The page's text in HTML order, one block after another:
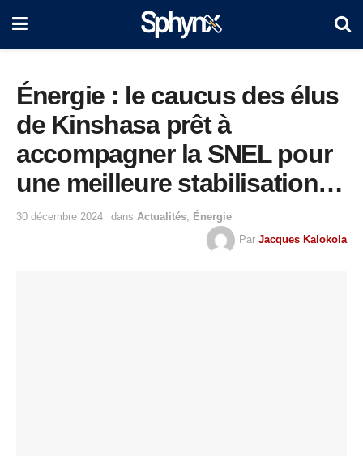
Énergie : le caucus des élus
de Kinshasa prêt à
accompagner la SNEL pour
une meilleure stabilisation et
amélioration en fourniture
d’électricité(vidéos)
30 décembre 2024 dans Actualités
Énergie
Par Jacques Kalokola